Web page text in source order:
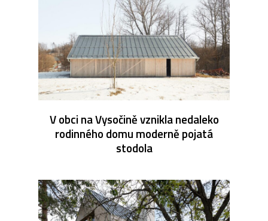
V obci na Vysočině vznikla nedaleko
rodinného domu moderně pojatá
stodola